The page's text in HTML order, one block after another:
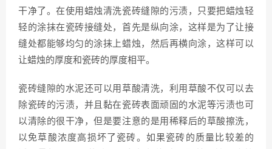
干净了。在使用蜡烛清洗瓷砖缝隙的污渍，只要把蜡烛轻
轻的涂抹在瓷砖接缝处，首先是纵向涂，这样是为了让接
缝处都能够均匀的涂抹上蜡烛，然后再横向涂，这样可以
让蜡烛的厚度和瓷砖的厚度相平。
瓷砖缝隙的水泥还可以用草酸清洗，利用草酸不仅可以去
除瓷砖的污渍，并且黏在瓷砖表面顽固的水泥等污渍也可
以清除的很干净，但是要注意的是用稀释后的草酸擦洗，
以免草酸浓度高损坏了瓷砖。如果瓷砖的质量比较差的